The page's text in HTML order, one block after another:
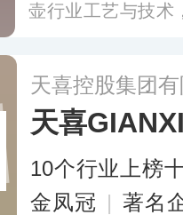
壶行业工艺与技术
壶、咖啡杯、塑料
动健身、户外出
天喜控股集团
天喜
10个行业上榜
金凤冠 | 著名